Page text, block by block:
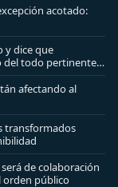
acotado:
y dice que
del todo pertinente
afectando al
transformados
de colaboración
orden público